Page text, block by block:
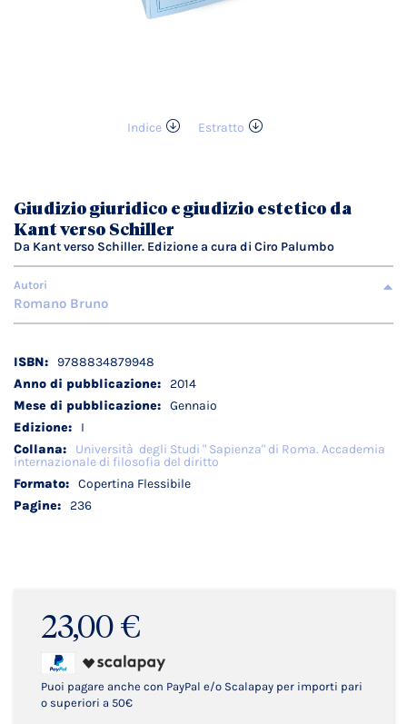
Indice
Estratto
galleria
di
immagini
23,00 €
Puoi pagare anche con PayPal e/o Scalapay per importi pari
o superiori a 50€
Giudizio giuridico e giudizio estetico da
Kant verso Schiller
Da Kant verso Schiller. Edizione a cura di Ciro Palumbo
Autori
Romano Bruno
Dettagli
tecnici
9788834879948
2014
Gennaio
I
Università degli Studi " Sapienza" di Roma. Accademia
internazionale di filosofia del diritto
Copertina Flessibile
236